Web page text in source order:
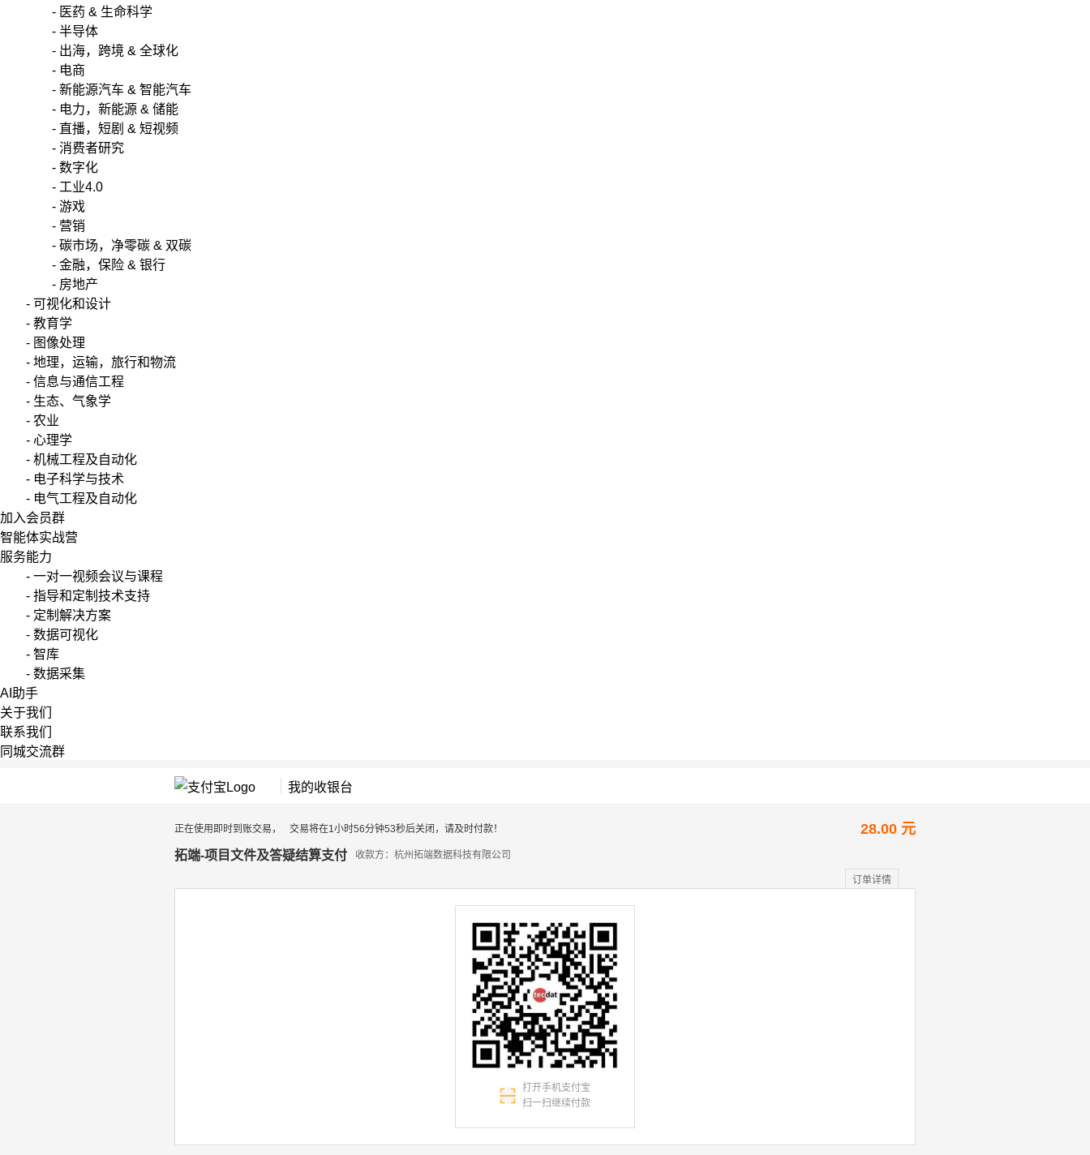
- 医药 & 生命科学
- 半导体
- 出海，跨境 & 全球化
- 电商
- 新能源汽车 & 智能汽车
- 电力，新能源 & 储能
- 直播，短剧 & 短视频
- 消费者研究
- 数字化
- 工业4.0
- 游戏
- 营销
- 碳市场，净零碳 & 双碳
- 金融，保险 & 银行
- 房地产
- 可视化和设计
- 教育学
- 图像处理
- 地理，运输，旅行和物流
- 信息与通信工程
- 生态、气象学
- 农业
- 心理学
- 机械工程及自动化
- 电子科学与技术
- 电气工程及自动化
加入会员群
智能体实战营
服务能力
- 一对一视频会议与课程
- 指导和定制技术支持
- 定制解决方案
- 数据可视化
- 智库
- 数据采集
AI助手
关于我们
联系我们
同城交流群
我的收银台
正在使用即时到账交易， 交易将在1小时56分钟53秒后关闭，请及时付款！ 28.00 元
拓端-项目文件及答疑结算支付 收款方：杭州拓端数据科技有限公司
订单详情
打开手机支付宝
扫一扫继续付款